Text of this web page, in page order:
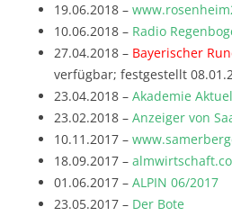
19.06.2018 –
10.06.2018 – Radio
27.04.2018 – Bayerischer
verfügbar; festgestellt
23.04.2018 – Akademie
23.02.2018 – Anzeiger von
10.11.2017 –
18.09.2017 –
01.06.2017 – ALPIN 06/2017
23.05.2017 – Der Bote